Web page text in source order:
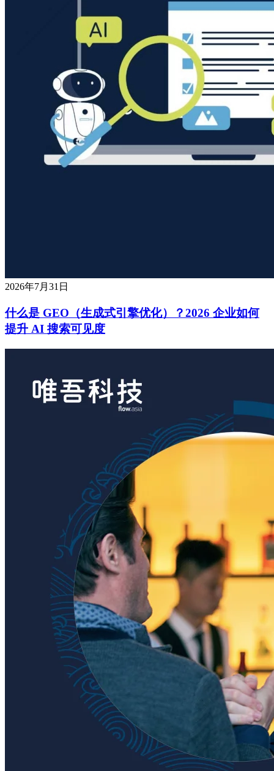
2026年7月31日
什么是 GEO（生成式引擎优化）？2026 企业如何
提升 AI 搜索可见度